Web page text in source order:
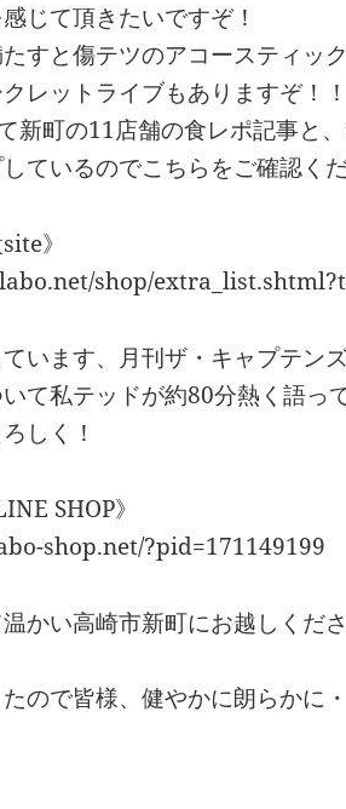
じて頂きたいですぞ！
すと傷テツのアコースティッ
レットライブもありますぞ！！
新町の11店舗の食レポ記事と
ているのでこちらをご確認く
》
shop/
います、月刊ザ・キャプテン
て私テッドが約80分熱く語っ
しく！
SHOP》
shop.net/?pid=171149199
かい高崎市新町にお越しくだ
ので皆様、健やかに朗らかに